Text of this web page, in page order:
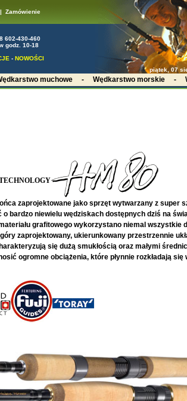
| Zamówienie
piątek, 07
602-430-460
godz. 10-18
- NOWOŚCI
muchowe- Wędkarstwo morskie-
zaprojektowane jako sprzęt wytwarzany z super
o bardzo niewielu wędziskach dostępnych dziś na
grafitowego wykorzystano niemal wszystkie
zaprojektowany, ukierunkowany przestrzennie
się dużą smukłością oraz małymi
ogromne obciążenia, które płynnie rozkładają się